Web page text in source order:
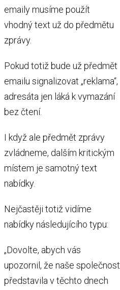
emaily musíme použít
vhodný text už do předmětu
zprávy.
Pokud totiž bude už předmět
emailu signalizovat „reklama“,
adresáta jen láká k vymazání
bez čtení.
I když ale předmět zprávy
zvládneme, dalším kritickým
místem je samotný text
nabídky.
Nejčastěji totiž vidíme
nabídky následujícího typu:
„Dovolte, abych vás
upozornil, že naše společnost
představila v těchto dnech